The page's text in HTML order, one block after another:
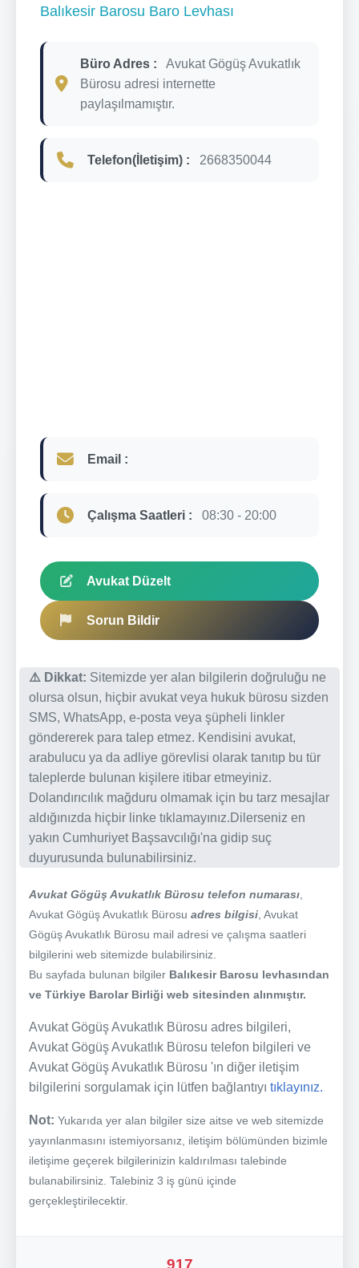
Balıkesir Barosu Baro Levhası
Büro Adres :
Avukat Gögüş Avukatlık
Bürosu adresi internette
paylaşılmamıştır.
Telefon(İletişim) : 2668350044
Email :
Çalışma Saatleri : 08:30 - 20:00
Avukat Düzelt
Sorun Bildir
⚠️ Dikkat: Sitemizde yer alan bilgilerin doğruluğu ne
olursa olsun, hiçbir avukat veya hukuk bürosu sizden
SMS, WhatsApp, e-posta veya şüpheli linkler
göndererek para talep etmez. Kendisini avukat,
arabulucu ya da adliye görevlisi olarak tanıtıp bu tür
taleplerde bulunan kişilere itibar etmeyiniz.
Dolandırıcılık mağduru olmamak için bu tarz mesajlar
aldığınızda hiçbir linke tıklamayınız.Dilerseniz en
yakın Cumhuriyet Başsavcılığı'na gidip suç
duyurusunda bulunabilirsiniz.
Avukat Gögüş Avukatlık Bürosu telefon numarası
Avukat Gögüş Avukatlık Bürosu adres bilgisi , Avukat
Gögüş Avukatlık Bürosu mail adresi ve çalışma saatleri
bilgilerini web sitemizde bulabilirsiniz.
Bu sayfada bulunan bilgiler Balıkesir Barosu levhasından
ve Türkiye Barolar Birliği web sitesinden alınmıştır.
Avukat Gögüş Avukatlık Bürosu adres bilgileri,
Avukat Gögüş Avukatlık Bürosu telefon bilgileri ve
Avukat Gögüş Avukatlık Bürosu 'ın diğer iletişim
bilgilerini sorgulamak için lütfen bağlantıyı tıklayınız.
Not: Yukarıda yer alan bilgiler size aitse ve web sitemizde
yayınlanmasını istemiyorsanız, iletişim bölümünden bizimle
iletişime geçerek bilgilerinizin kaldırılması talebinde
bulanabilirsiniz. Talebiniz 3 iş günü içinde
gerçekleştirilecektir.
917